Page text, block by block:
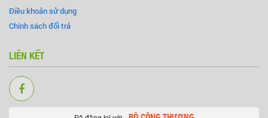
Điều khoản sử dụng
Chính sách đổi trả
LIÊN KẾT